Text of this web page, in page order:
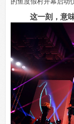
的鱼度假村开幕启动
这一刻，意